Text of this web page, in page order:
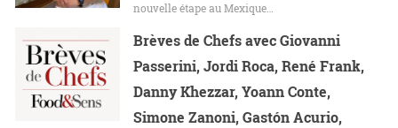
nouvelle étape au Mexique…
Brèves de Chefs avec Giovanni
Passerini, Jordi Roca, René Frank,
Danny Khezzar, Yoann Conte,
Simone Zanoni, Gastón Acurio,